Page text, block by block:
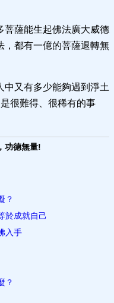
菩薩能生起佛法廣大威德
，都有一億的菩薩退轉無
中又有多少能夠遇到淨土
很難得、很稀有的事
功德無量!
？
於成就自己
入手
？